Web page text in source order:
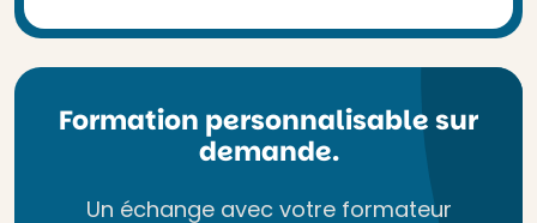
Formation personnalisable sur
demande.
Un échange avec votre formateur